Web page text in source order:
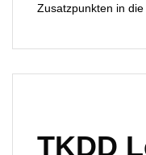
Zusatzpunkten in
TKDD